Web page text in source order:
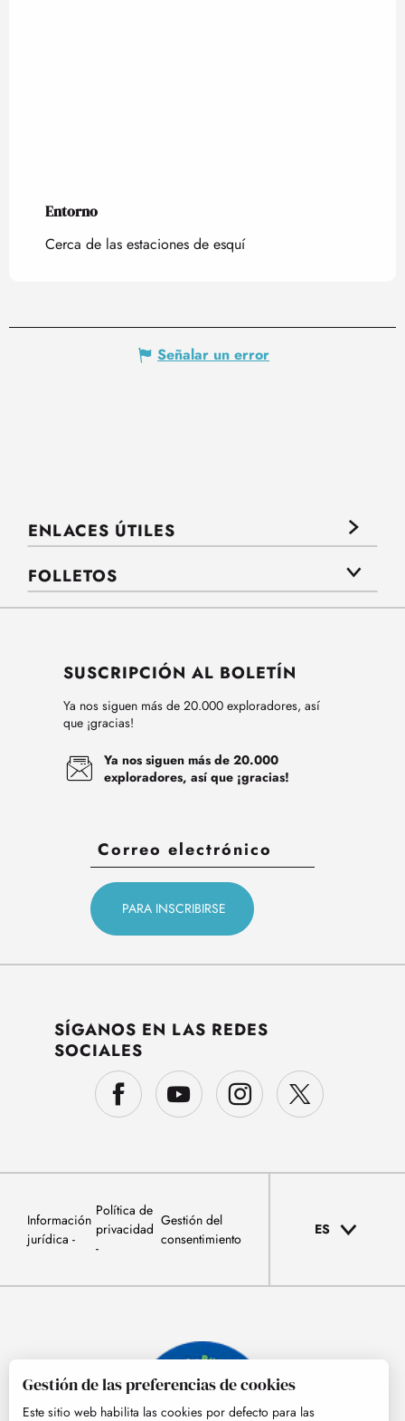
Entorno
Entorno
Cerca de las estaciones de esquí
Señalar un error
ENLACES ÚTILES
FOLLETOS
SUSCRIPCIÓN AL BOLETÍN
Ya nos siguen más de 20.000 exploradores, así
que ¡gracias!
Ya nos siguen más de 20.000
exploradores, así que ¡gracias!
SÍGANOS EN LAS REDES
SOCIALES
Información
jurídica
Política de
privacidad
Gestión del
consentimiento
ES
Gestión de las preferencias de cookies
Este sitio web habilita las cookies por defecto para las